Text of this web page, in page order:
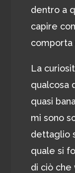
dentro a
capire
comporta
La
qualcosa
quasi
mi sono
dettaglio
quale si
di ciò che